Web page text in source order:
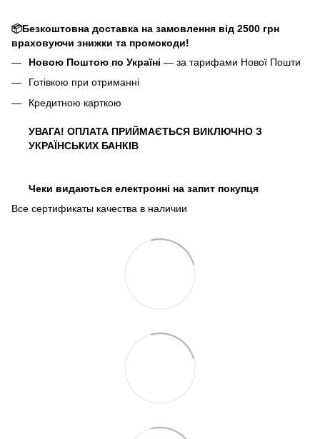
📦Безкоштовна доставка на замовлення від 2500 грн
враховуючи знижки та промокоди!
Новою Поштою по Україні — за тарифами Нової Пошти
Готівкою при отриманні
Кредитною карткою
УВАГА! ОПЛАТА ПРИЙМАЄТЬСЯ ВИКЛЮЧНО З
УКРАЇНСЬКИХ БАНКІВ
Чеки видаються електронні на запит покупця
Все сертификаты качества в наличии